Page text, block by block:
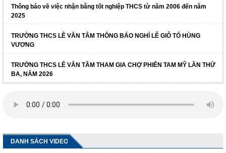
Thông báo về việc nhận bằng tốt nghiệp THCS từ năm 2006 đến năm
2025
TRƯỜNG THCS LÊ VĂN TÂM THÔNG BÁO NGHỈ LỄ GIỖ TỔ HÙNG
VƯƠNG
TRƯỜNG THCS LÊ VĂN TÂM THAM GIA CHỢ PHIÊN TAM MỸ LẦN THỨ
BA, NĂM 2026
DANH SÁCH VIDEO